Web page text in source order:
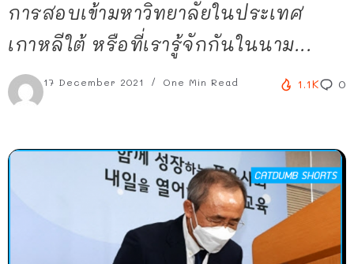
การสอบเข้ามหาวิทยาลัยในประเทศ
เกาหลีใต้ หรือที่เรารู้จักกันในนาม...
17 December 2021 One Min Read 1.1K 0